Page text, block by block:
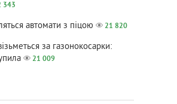
343
автомати з піцою 21 820
за газонокосарки:
21 009